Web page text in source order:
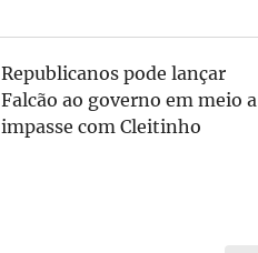
Republicanos pode lançar
Falcão ao governo em meio a
impasse com Cleitinho